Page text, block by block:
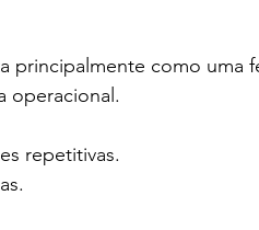
principalmente como uma
operacional.
repetitivas.